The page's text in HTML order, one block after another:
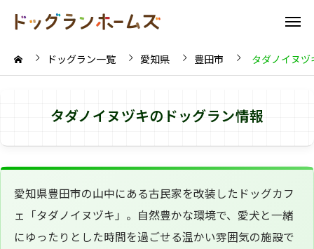
ドッグラン一覧 愛知県 豊田市 タダノイヌヅ
タダノイヌヅキのドッグラン情報
愛知県豊田市の山中にある古民家を改装したドッグカフ
ェ「タダノイヌヅキ」。自然豊かな環境で、愛犬と一緒
にゆったりとした時間を過ごせる温かい雰囲気の施設で